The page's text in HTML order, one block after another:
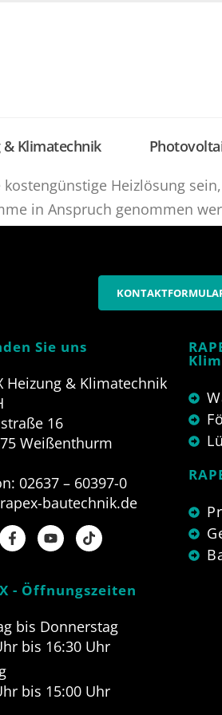
& Klimatechnik
Heizlösung
in Anspruch genommen
Sie uns
Heizung & Klimatechnik
16
Weißenthurm
02637 – 60397-0
bautechnik.de
- Öffnungszeiten
bis Donnerstag
bis 16:30 Uhr
bis 15:00 Uhr